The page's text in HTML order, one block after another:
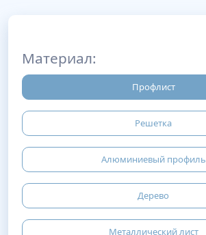
Материал:
Профлист
Решетка
Алюминиевый профиль
Дерево
Металлический лист